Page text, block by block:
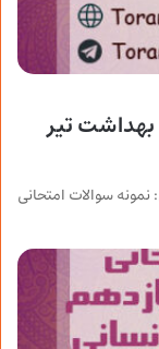
بهداشت تیر
سوالات امتحانی